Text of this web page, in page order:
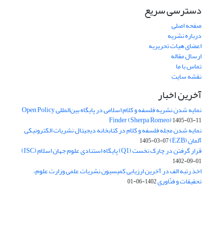
دسترسی سریع
صفحه اصلی
درباره نشریه
اعضای هیات تحریریه
ارسال مقاله
تماس با ما
نقشه سایت
آخرین اخبار
نمایه شدن نشریه فلسفه و کلام اسلامی در پایگاه بین‌المللی Open Policy
Finder (Sherpa Romeo)1405-03-11
نمایه شدن مجله فلسفه و کلام در کتابخانه دیجیتال نشریات الکترونیکی
آلمان (EZB) 1405-03-07
قرار گرفتن در چارک نخست (Q1) پایگاه استنادی علوم جهان اسلام (ISC)
1402-09-01
اخذ رتبه الف در آخرین ارزیابی کمیسیون نشریات علمی وزارت علوم،
تحقیقات و فنّاوری1402-06-01